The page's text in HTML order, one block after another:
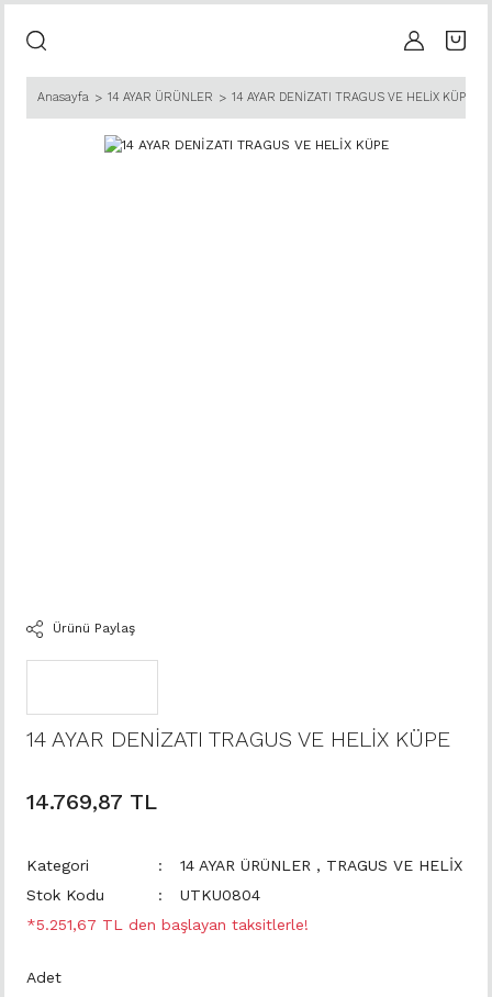
Anasayfa 14 AYAR ÜRÜNLER 14 AYAR DENİZATI TRAGUS VE HELİX KÜPE
Ürünü Paylaş
14 AYAR DENİZATI TRAGUS VE HELİX KÜPE
14.769,87 TL
Kategori 14 AYAR ÜRÜNLER , TRAGUS VE HELİX
Stok Kodu
UTKU0804
*5.251,67 TL den başlayan taksitlerle!
Adet